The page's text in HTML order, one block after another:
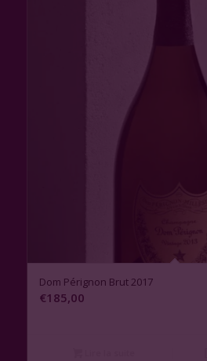
Dom Pérignon Brut 2017
€185,00